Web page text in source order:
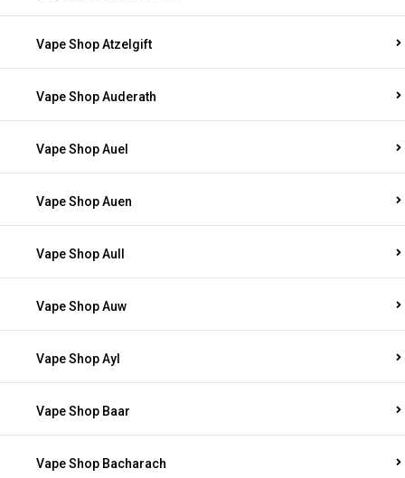
Vape Shop Atzelgift
Vape Shop Auderath
Vape Shop Auel
Vape Shop Auen
Vape Shop Aull
Vape Shop Auw
Vape Shop Ayl
Vape Shop Baar
Vape Shop Bacharach